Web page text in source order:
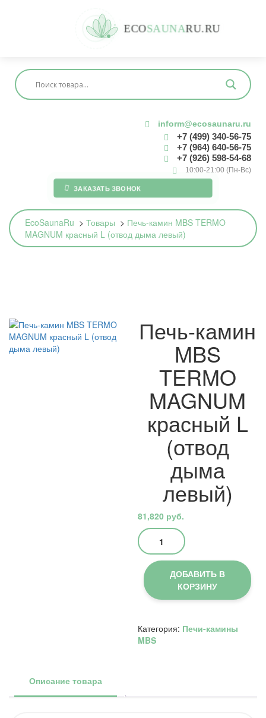
ECOSAUNARU.RU
inform@ecosaunaru.ru
+7 (499) 340-56-75
+7 (964) 640-56-75
+7 (926) 598-54-68
10:00-21:00 (Пн-Вс)
ЗАКАЗАТЬ ЗВОНОК
EcoSaunaRu > Товары > Печь-камин MBS TERMO
MAGNUM красный L (отвод дыма левый)
Печь-камин
MBS
TERMO
MAGNUM
красный L
(отвод
дыма
левый)
81,820 руб.
Количество
товара
Печь-
камин
MBS
TERMO
L
(отвод
ДОБАВИТЬ В
КОРЗИНУ
Категория: Печи-камины
MBS
Описание товара